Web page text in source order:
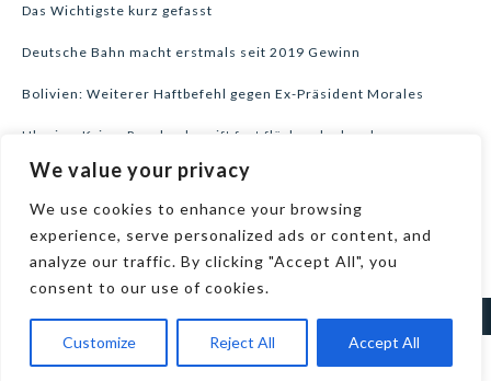
We value your privacy
We use cookies to enhance your browsing
experience, serve personalized ads or content, and
analyze our traffic. By clicking "Accept All", you
consent to our use of cookies.
Customize Reject All Accept All
Das Wichtigste kurz gefasst
Deutsche Bahn macht erstmals seit 2019 Gewinn
Bolivien: Weiterer Haftbefehl gegen Ex-Präsident Morales
Ukraine-Krieg: Russland greift fast flächendeckend an
News kompakt: USA attackieren nach Pause wieder den Iran
Neue Waldbrände in Spanien - leichte Entspannung um Bordeaux